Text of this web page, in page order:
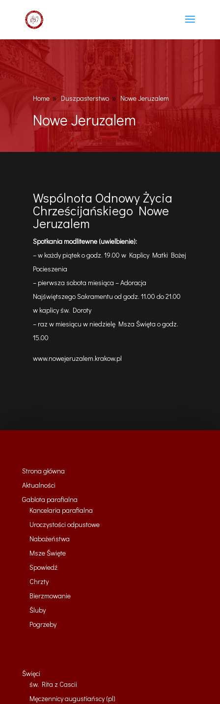
Home 9 Duszpasterstwo 9 Nowe Jeruzalem
Nowe Jeruzalem
Wspólnota Odnowy Życia
Chrześcijańskiego Nowe
Jeruzalem
Spotkania modlitewne (uwielbienie):
– w każdy piątek o godz. 19.00 w Kaplicy Matki Bożej
Pocieszenia
– pierwsza sobota miesiąca – Adoracja
Najświętszego Sakramentu od godz. 11.00 do 21.00
w kaplicy św. Doroty
– raz w miesiącu w niedzielę Msza Święta o godz.
15.00
www.nowejeruzalem.krakow.pl
Strona główna
Aktualności
Gablota parafialna
Kancelaria parafialna
Uroczystości odpustowe
Nabożeństwa
Msze Święte
Spowiedź
Chrzty
Bierzmowanie
Śluby
Pogrzeby
Święci
św. Rita z Cascii
Męczennicy augustiańscy (pl)